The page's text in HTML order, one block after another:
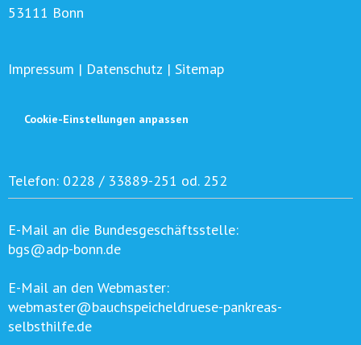
53111 Bonn
Impressum | Datenschutz | Sitemap
Cookie-Einstellungen anpassen
Telefon: 0228 / 33889-251 od. 252
E-Mail an die Bundesgeschäftsstelle:
bgs@adp-bonn.de
E-Mail an den Webmaster:
webmaster@bauchspeicheldruese-pankreas-
selbsthilfe.de